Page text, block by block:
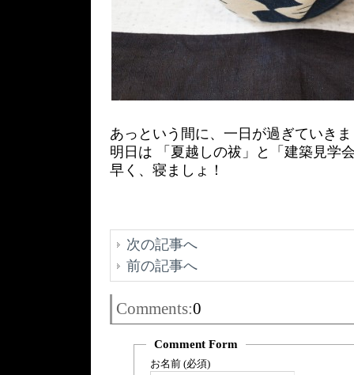
あっという間に、一日が過ぎていき
明日は 「夏越しの祓」と「建築見学
早く、寝ましょ！
次の記事へ
前の記事へ
Comments:0
Comment Form
お名前 (必須)